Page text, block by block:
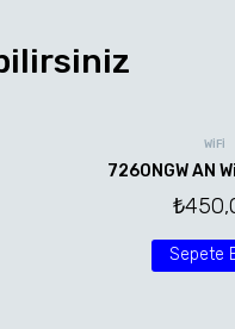
WİFİ
7260NGW AN
₺
Sepete